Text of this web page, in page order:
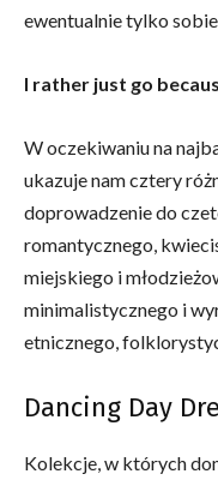
ewentualnie tylko sobie
I rather just go
W oczekiwaniu na
ukazuje nam cztery
doprowadzenie do
romantycznego,
miejskiego i
minimalistycznego i
etnicznego,
Dancing Day
Kolekcje, w których